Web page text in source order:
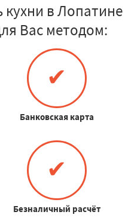
в Лопатине
Вас методом:
✔
Банковская карта
✔
Безналичный расчёт